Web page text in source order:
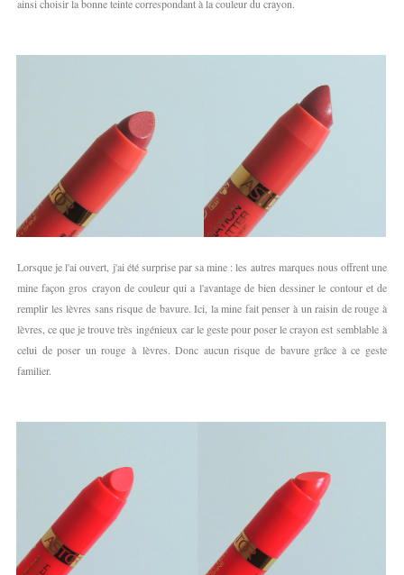
ainsi choisir la bonne teinte correspondant à la couleur du crayon.
Lorsque je l'ai ouvert, j'ai été surprise par sa mine : les autres marques nous offrent une
mine façon gros crayon de couleur qui a l'avantage de bien dessiner le contour et de
remplir les lèvres sans risque de bavure. Ici, la mine fait penser à un raisin de rouge à
lèvres, ce que je trouve très ingénieux car le geste pour poser le crayon est semblable à
celui de poser un rouge à lèvres. Donc aucun risque de bavure grâce à ce geste
familier.